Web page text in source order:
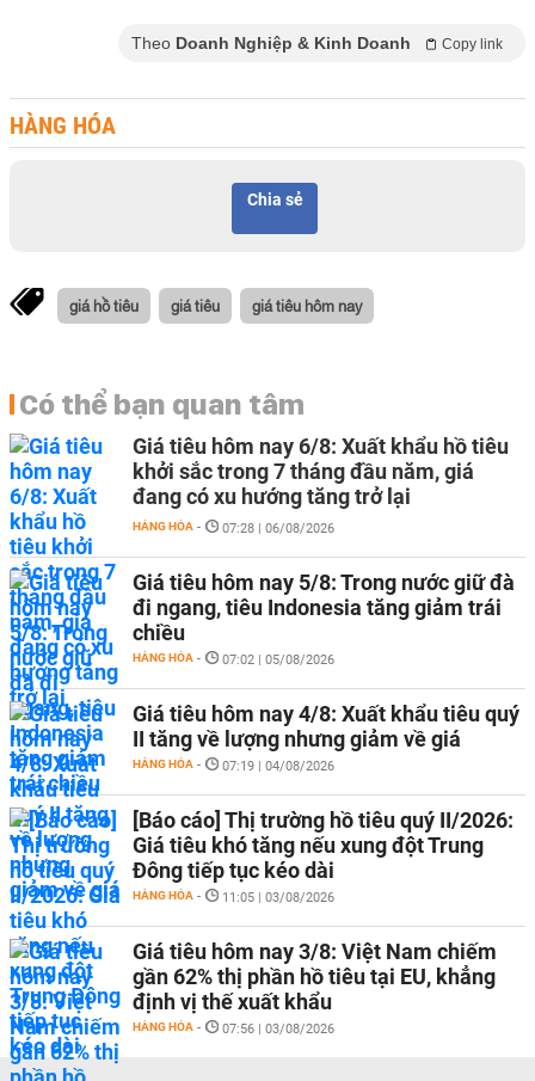
Theo Doanh Nghiệp & Kinh Doanh Copy link
HÀNG HÓA
Chia sẻ
giá hồ tiêu giá tiêu giá tiêu hôm nay
Có thể bạn quan tâm
Giá tiêu hôm nay 6/8: Xuất khẩu hồ tiêu
khởi sắc trong 7 tháng đầu năm, giá
đang có xu hướng tăng trở lại
HÀNG HÓA - 07:28 | 06/08/2026
Giá tiêu hôm nay 5/8: Trong nước giữ đà
đi ngang, tiêu Indonesia tăng giảm trái
chiều
HÀNG HÓA - 07:02 | 05/08/2026
Giá tiêu hôm nay 4/8: Xuất khẩu tiêu quý
II tăng về lượng nhưng giảm về giá
HÀNG HÓA - 07:19 | 04/08/2026
[Báo cáo] Thị trường hồ tiêu quý II/2026:
Giá tiêu khó tăng nếu xung đột Trung
Đông tiếp tục kéo dài
HÀNG HÓA - 11:05 | 03/08/2026
Giá tiêu hôm nay 3/8: Việt Nam chiếm
gần 62% thị phần hồ tiêu tại EU, khẳng
định vị thế xuất khẩu
HÀNG HÓA - 07:56 | 03/08/2026